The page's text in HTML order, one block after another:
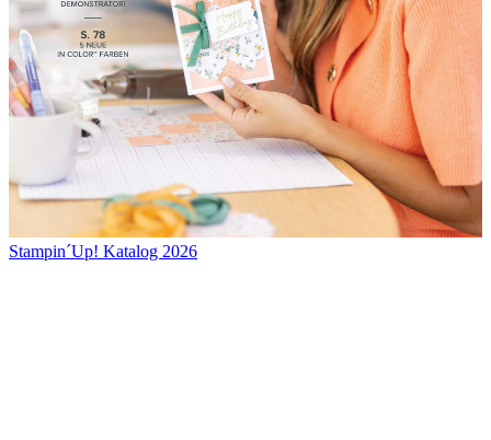
Stampin´Up! Katalog 2026